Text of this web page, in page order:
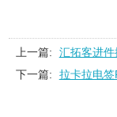
上一篇:
汇拓客进
下一篇:
拉卡拉电